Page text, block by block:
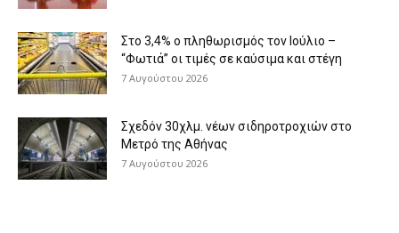
Στο 3,4% ο πληθωρισμός τον Ιούλιο –
“Φωτιά” οι τιμές σε καύσιμα και στέγη
7 Αυγούστου 2026
Σχεδόν 30χλμ. νέων σιδηροτροχιών στο
Μετρό της Αθήνας
7 Αυγούστου 2026